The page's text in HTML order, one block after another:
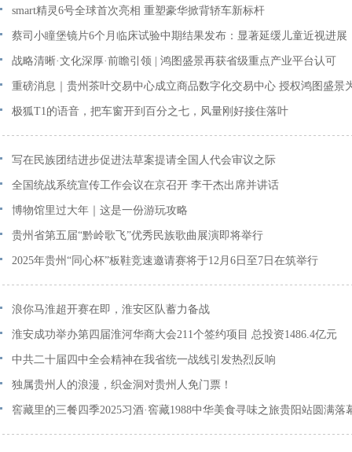
smart精灵6号全球首次亮相 重塑豪华掀背轿车新标杆
蔡司小瞳堡镜片6个月临床试验中期结果发布：显著延缓儿童近视进展
战略清晰·文化深厚·前瞻引领 | 鸿图盛景再获省级重点产业平台认可
重磅消息｜贵州茶叶交易中心成立商品数字化交易中心 授权鸿图盛景
营商
极狐T1的语音，把车窗开到百分之七，风量刚好接住落叶
写在民族团结进步促进法草案提请全国人代会审议之际
全国统战系统宣传工作会议在京召开 李干杰出席并讲话
博物馆里过大年｜这是一份游玩攻略
贵州省第五届“黔岭歌飞”优秀民族歌曲展演即将举行
2025年贵州“同心杯”板鞋竞速邀请赛将于12月6日至7日在筑举行
浪你马淮超开赛在即，淮安区队蓄力备战
淮安成功举办第四届淮河华商大会211个签约项目 总投资1486.4亿元
中共二十届四中全会精神在我省统一战线引发热烈反响
独属贵州人的浪漫，织金洞对贵州人免门票！
窖藏里的三餐四季2025习酒·窖藏1988中华美食寻味之旅贵阳站圆满落